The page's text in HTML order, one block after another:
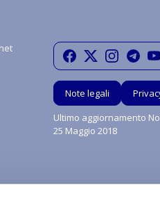
Note legali
Ultimo aggiornamento
25 Maggio 2018